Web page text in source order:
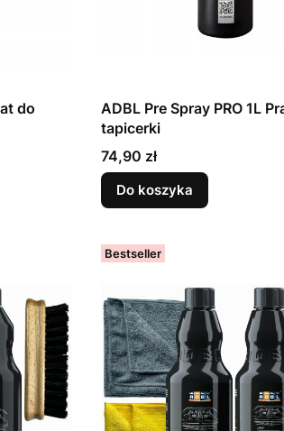
do
ADBL Pre Spray PRO 1L
tapicerki
Cena
74,90 zł
Do koszyka
Bestseller